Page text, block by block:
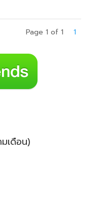
Page 1 of 1 1
เดือน)